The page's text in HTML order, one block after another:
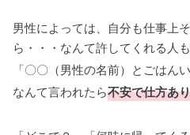
男性によっては、自分も仕事上
ら・・・なんて許してくれる人
「〇〇（男性の名前）とごはん
なんて言われたら不安で仕方あ